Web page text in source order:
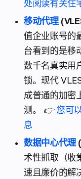
处阅读有关住
移动代理
值企业账号的
台看到的是移
数千名真实用
锁。现代
成普通的加密
测。 👉 您可
息
数据中心代理
术性抓取（收
速且廉价的解